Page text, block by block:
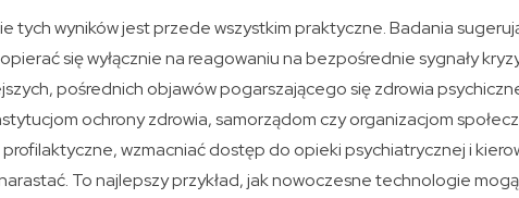
tych wyników jest przede wszystkim praktyczne. Badania
się wyłącznie na reagowaniu na bezpośrednie sygnały
pośrednich objawów pogarszającego się zdrowia
ochrony zdrowia, samorządom czy organizacjom
profilaktyczne, wzmacniać dostęp do opieki psychiatrycznej i
To najlepszy przykład, jak nowoczesne technologie